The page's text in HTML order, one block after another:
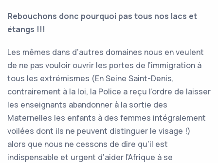
Rebouchons donc pourquoi pas tous nos lacs et
étangs !!!
Les mêmes dans d’autres domaines nous en veulent
de ne pas vouloir ouvrir les portes de l’immigration à
tous les extrémismes (En Seine Saint-Denis,
contrairement à la loi, la Police a reçu l’ordre de laisser
les enseignants abandonner à la sortie des
Maternelles les enfants à des femmes intégralement
voilées dont ils ne peuvent distinguer le visage !)
alors que nous ne cessons de dire qu’il est
indispensable et urgent d‘aider l’Afrique à se